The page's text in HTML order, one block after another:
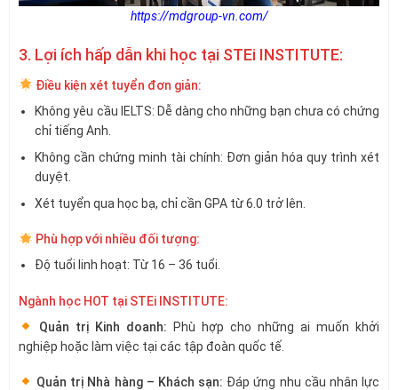
https://mdgroup-vn.com/
3. Lợi ích hấp dẫn khi học tại STEi INSTITUTE:
Điều kiện xét tuyển đơn giản:
Không yêu cầu IELTS: Dễ dàng cho những bạn chưa có chứng
chỉ tiếng Anh.
Không cần chứng minh tài chính: Đơn giản hóa quy trình xét
duyệt.
Xét tuyển qua học bạ, chỉ cần GPA từ 6.0 trở lên.
Phù hợp với nhiều đối tượng:
Độ tuổi linh hoạt: Từ 16 – 36 tuổi.
Ngành học HOT tại STEi INSTITUTE:
Quản trị Kinh doanh: Phù hợp cho những ai muốn khởi
nghiệp hoặc làm việc tại các tập đoàn quốc tế.
Quản trị Nhà hàng – Khách sạn: Đáp ứng nhu cầu nhân lực